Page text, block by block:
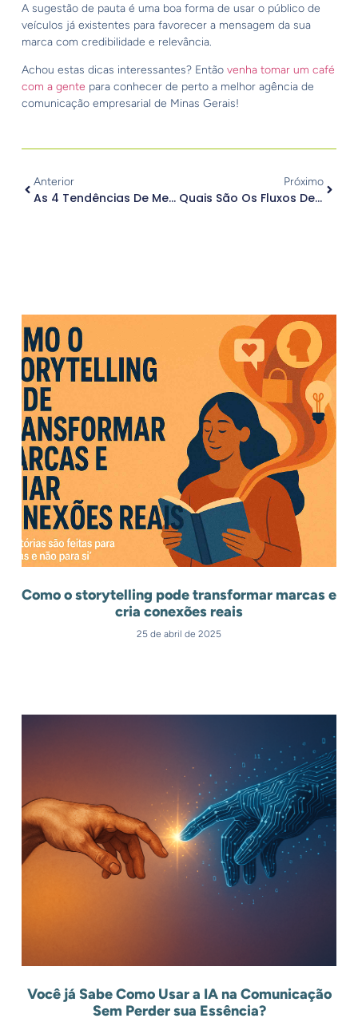
A sugestão de pauta é uma boa forma de usar o público de
veículos já existentes para favorecer a mensagem da sua
marca com credibilidade e relevância.
Achou estas dicas interessantes? Então venha tomar um café
com a gente para conhecer de perto a melhor agência de
comunicação empresarial de Minas Gerais!
Anterior
As 4 Tendências De Mercado Mais Aguardadas Do Marketing Corporativo
Próximo
Quais São Os Fluxos De Comunicação Possíveis Dentro Da Empresa?
Outros Posts.
Como o storytelling pode transformar marcas e
cria conexões reais
25 de abril de 2025
Você já Sabe Como Usar a IA na Comunicação
Sem Perder sua Essência?